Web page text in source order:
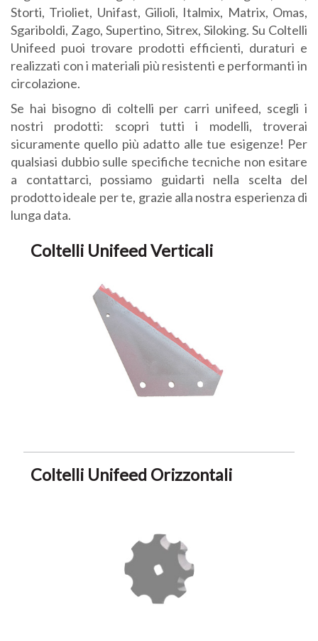
Storti, Trioliet, Unifast, Gilioli, Italmix, Matrix, Omas,
Sgariboldi, Zago, Supertino, Sitrex, Siloking. Su Coltelli
Unifeed puoi trovare prodotti efficienti, duraturi e
realizzati con i materiali più resistenti e performanti in
circolazione.
Se hai bisogno di coltelli per carri unifeed, scegli i
nostri prodotti: scopri tutti i modelli, troverai
sicuramente quello più adatto alle tue esigenze! Per
qualsiasi dubbio sulle specifiche tecniche non esitare
a contattarci, possiamo guidarti nella scelta del
prodotto ideale per te, grazie alla nostra esperienza di
lunga data.
Coltelli Unifeed Verticali
Coltelli Unifeed Orizzontali